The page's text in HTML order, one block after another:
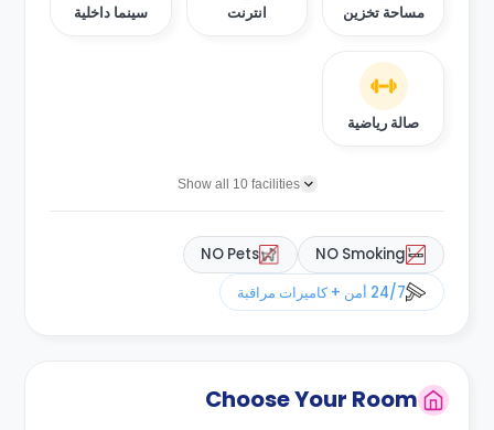
مساحة تخزين انترنت سينما داخلية
صالة رياضية
Show all 10 facilities
NO Smoking
NO Pets
24/7 أمن + كاميرات مراقبة
Choose Your Room